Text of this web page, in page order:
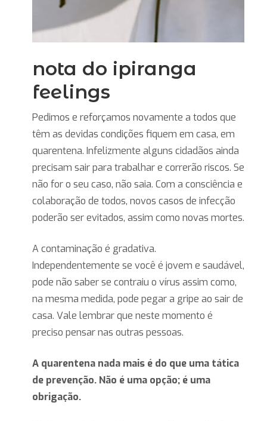
nota do ipiranga
feelings
Pedimos e reforçamos novamente a todos que
têm as devidas condições fiquem em casa, em
quarentena. Infelizmente alguns cidadãos ainda
precisam sair para trabalhar e correrão riscos. Se
não for o seu caso, não saia. Com a consciência e
colaboração de todos, novos casos de infecção
poderão ser evitados, assim como novas mortes.
A contaminação é gradativa.
Independentemente se você é jovem e saudável,
pode não saber se contraiu o vírus assim como,
na mesma medida, pode pegar a gripe ao sair de
casa. Vale lembrar que neste momento é
preciso pensar nas outras pessoas.
A quarentena nada mais é do que uma tática
de prevenção. Não é uma opção; é uma
obrigação.